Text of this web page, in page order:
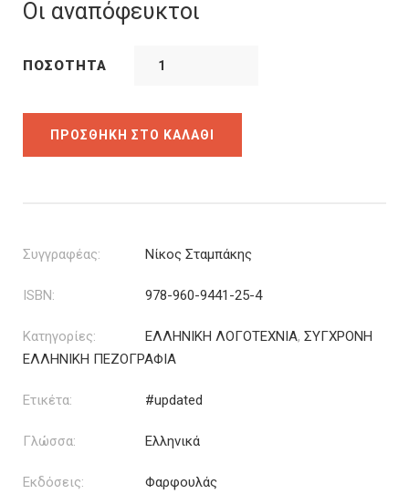
είναι:
Οι αναπόφευκτοι
ΠΟΣΌΤΗΤΑ
ΠΡΟΣΘΉΚΗ ΣΤΟ ΚΑΛΆΘΙ
Συγγραφέας: Νίκος Σταμπάκης
ISBN: 978-960-9441-25-4
Κατηγορίες: ΕΛΛΗΝΙΚΗ ΛΟΓΟΤΕΧΝΙΑ, ΣΥΓΧΡΟΝΗ
ΕΛΛΗΝΙΚΗ ΠΕΖΟΓΡΑΦΙΑ
Ετικέτα: #updated
Γλώσσα: Ελληνικά
Εκδόσεις: Φαρφουλάς